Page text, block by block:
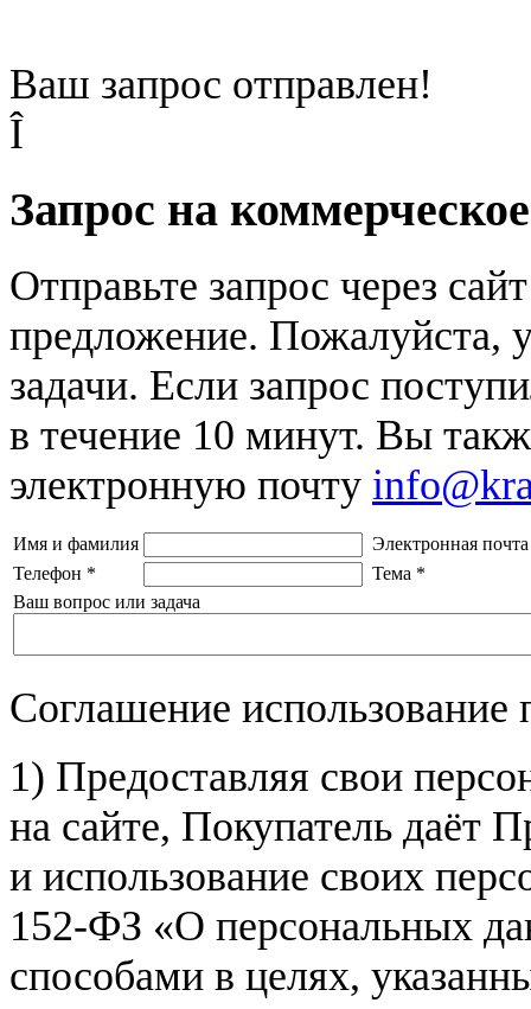
Ваш запрос отправлен!
Î
Запрос на
Отправьте запрос через
предложение. Пожалуйста,
задачи. Если запрос
в течение 10 минут. Вы
электронную почту
Имя и фамилия
Электронная почта
Телефон * Тема *
Ваш вопрос или задача
Соглашение
1) Предоставляя свои
на сайте, Покупатель даёт
и использование своих
152-ФЗ «О персональных
способами в целях,